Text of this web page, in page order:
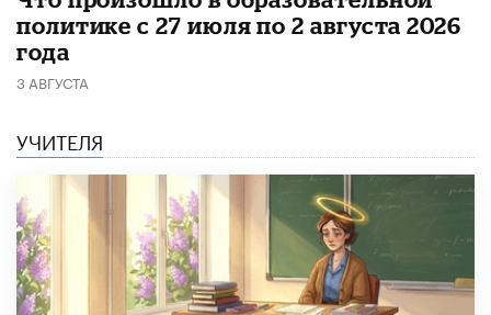
политике с 27 июля по 2 августа 2026
года
3 АВГУСТА
УЧИТЕЛЯ